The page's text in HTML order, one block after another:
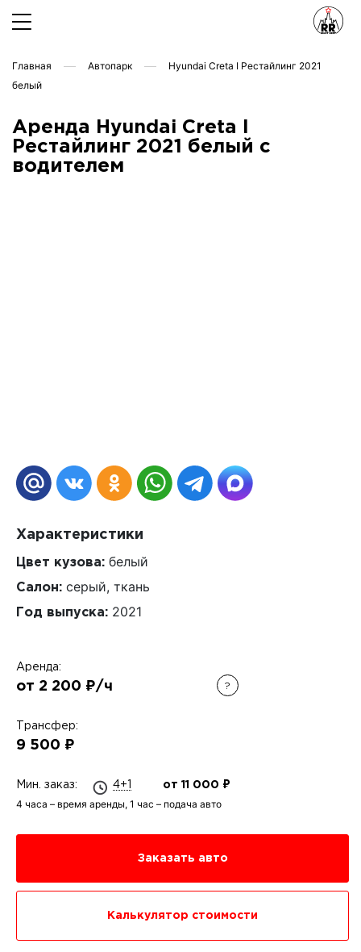
Главная Автопарк
Hyundai Creta I Рестайлинг 2021
белый
Аренда Hyundai Creta I
Рестайлинг 2021 белый с
водителем
Характеристики
Цвет кузова: белый
Салон: серый, ткань
Год выпуска: 2021
Аренда:
от 2 200 ₽/ч ?
Трансфер:
9 500 ₽
Мин. заказ: 4+1 от 11 000 ₽
4 часа – время аренды, 1 час – подача авто
Заказать авто
Калькулятор стоимости